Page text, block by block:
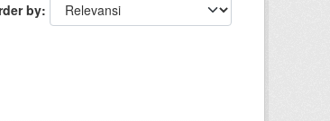
by